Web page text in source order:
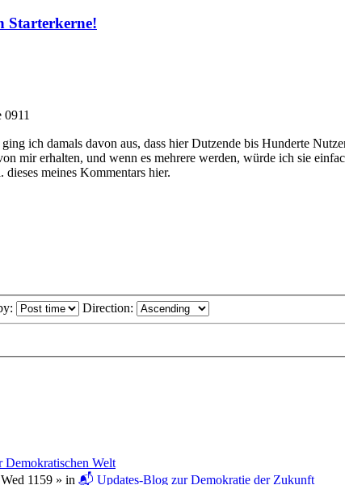
Starterkerne!
0911
ich damals davon aus, dass hier Dutzende bis Hunderte
mir erhalten, und wenn es mehrere werden, würde ich sie
dieses meines Kommentars hier.
Direction:
Demokratischen Welt
1159 » in 📬 Updates-Blog zur Demokratie der Zukunft